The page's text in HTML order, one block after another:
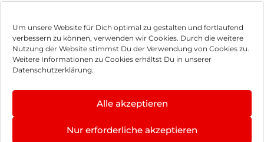
Um unsere Website für Dich optimal zu gestalten und fortlaufend
verbessern zu können, verwenden wir Cookies. Durch die weitere
Nutzung der Website stimmst Du der Verwendung von Cookies zu.
Weitere Informationen zu Cookies erhältst Du in unserer
Datenschutzerklärung.
Alle akzeptieren
Nur erforderliche akzeptieren
Impressum